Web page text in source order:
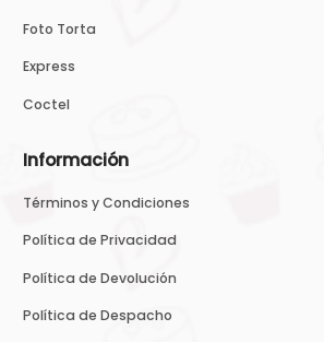
Foto Torta
Express
Coctel
Información
Términos y Condiciones
Política de Privacidad
Política de Devolución
Política de Despacho